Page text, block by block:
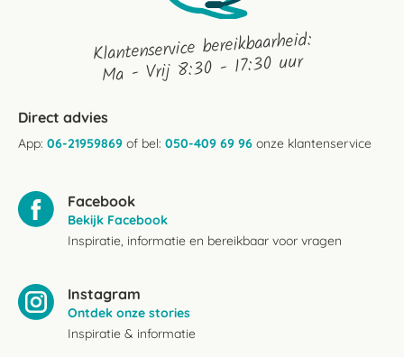
Klantenservice bereikbaarheid:
Ma - Vrij 8:30 - 17:30 uur
Direct advies
App: 06-21959869 of bel: 050-409 69 96 onze klantenservice
Facebook
Bekijk Facebook
Inspiratie, informatie en bereikbaar voor vragen
Instagram
Ontdek onze stories
Inspiratie & informatie